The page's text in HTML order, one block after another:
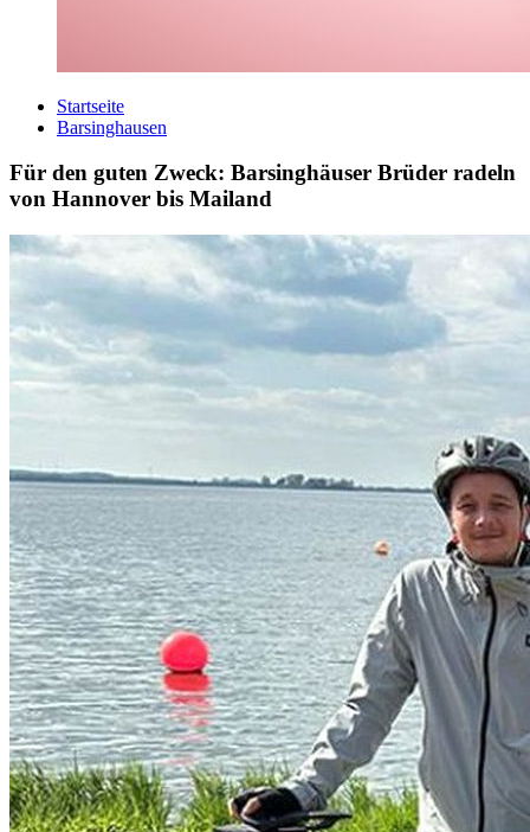
Startseite
Barsinghausen
Für den guten Zweck: Barsinghäuser Brüder radeln
von Hannover bis Mailand